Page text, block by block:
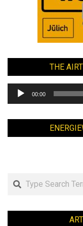
THE
Audio-
Player
00:00
Search